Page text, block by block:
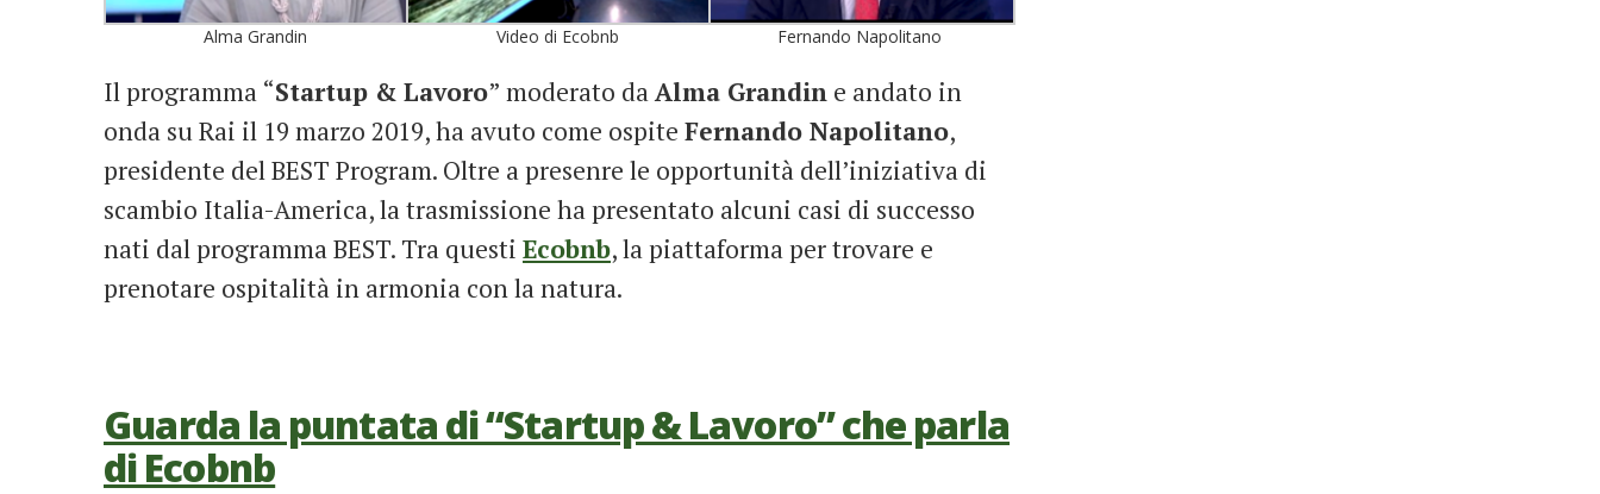
Alma Grandin Video di Ecobnb Fernando Napolitano
Il programma “Startup & Lavoro” moderato daAlma Grandin e andato in
onda su Rai il 19 marzo 2019, ha avuto come ospite Fernando Napolitano,
presidente del BEST Program. Oltre a presenre le opportunità dell’iniziativa di
scambio Italia-America, la trasmissione ha presentato alcuni casi di successo
nati dal programma BEST. Tra questi Ecobnb, la piattaforma per trovare e
prenotare ospitalità in armonia con la natura.
Guarda la puntata di “Startup & Lavoro” che parla
di Ecobnb